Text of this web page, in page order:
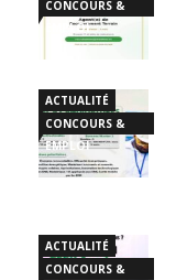
CONCOURS &
EMPLOI
ACTUALITÉ
CONCOURS &
EMPLOI
ACTUALITÉ
CONCOURS &